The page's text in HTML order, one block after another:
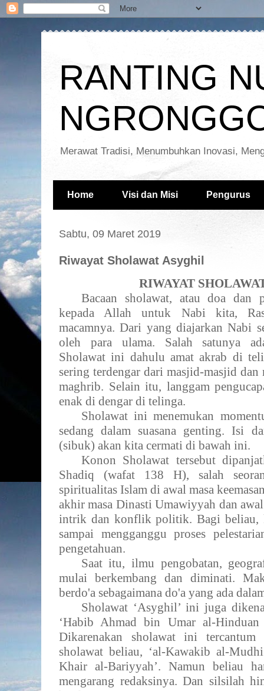
RANTING
Merawat Tradisi, Menumbuhkan Inovasi,
Home Visi dan Misi Pengurus
Sabtu, 09 Maret 2019
Riwayat Sholawat Asyghil
RIWAYAT
Bacaan sholawat, atau doa dan
kepada Allah untuk Nabi kita,
macamnya. Dari yang diajarkan Nabi
oleh para ulama. Salah satunya
Sholawat ini dahulu amat akrab di
sering terdengar dari masjid-masjid
maghrib. Selain itu, langgam
enak di dengar di telinga.
Sholawat ini menemukan
sedang dalam suasana genting. Isi
(sibuk) akan kita cermati di bawah ini.
Konon Sholawat tersebut
Shadiq (wafat 138 H), salah
spiritualitas Islam di awal masa
akhir masa Dinasti Umawiyyah dan
intrik dan konflik politik. Bagi beliau,
sampai mengganggu proses
pengetahuan.
Saat itu, ilmu pengobatan,
mulai berkembang dan diminati.
berdo'a sebagaimana do'a yang ada
Sholawat ‘Asyghil’ ini juga
‘Habib Ahmad bin Umar al-
Dikarenakan sholawat ini
sholawat beliau, ‘al-Kawakib al-
Khair al-Bariyyah’. Namun beliau
mengarang redaksinya. Dan silsilah